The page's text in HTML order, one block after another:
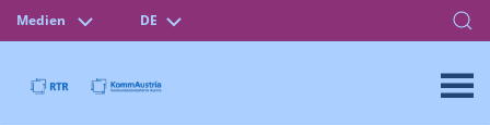
Medien DE